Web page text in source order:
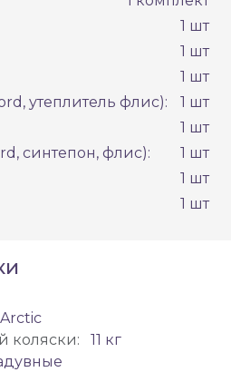
1 шт
1 шт
1 шт
утеплитель флис):
1 шт
1 шт
синтепон, флис):
1 шт
1 шт
1 шт
коляски:
11 кг